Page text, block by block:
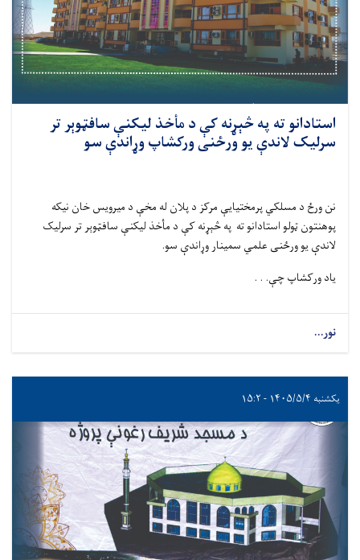
استادانو ته په څېړنه کې د مأخذ لیکنې سافټوېر تر
سرلیک لاندې یو ورځنی ورکشاپ وړاندې سو
نن ورځ د مسلکي پرمختیایې مرکز د پلان له مخې د میرویس خان نیکه
پوهنتون ټولو استادانو ته په څېړنه کې د مأخذ لیکنې سافټوېر تر سرلیک
لاندې یو ورځنی علمي سمینار وړاندې سو.
یاد ورکشاپ چې. . .
نور...
یکشنبه ۱۴۰۵/۵/۴ - ۱۵:۲